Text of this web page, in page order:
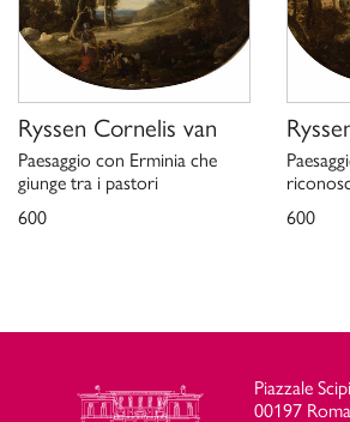
Ryssen Cornelis van
Paesaggio con Erminia che
giunge tra i pastori
600
600
Piazzale
00197